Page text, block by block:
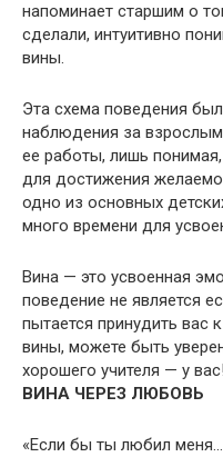
напоминает старшим о
сделали, интуитивно
вины.
Эта схема поведения
наблюдения за
ее работы, лишь
для достижения
одно из основных
много времени для
Вина — это усвоенная
поведение не является
пытается принудить
вины, можете быть
хорошего учителя — у вас!
ВИНА ЧЕРЕЗ ЛЮБОВЬ
«Если бы ты любил